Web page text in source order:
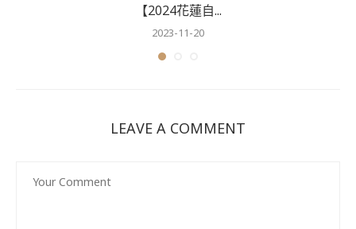
【2024花蓮自...
2023-11-20
LEAVE A COMMENT